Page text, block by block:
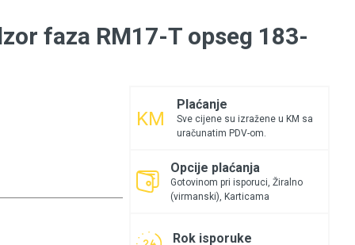
faza RM17-T opseg 183-
Plaćanje
Sve cijene su izražene u KM sa
uračunatim PDV-om.
Opcije plaćanja
Gotovinom pri isporuci, Žiralno
(virmanski), Karticama
Rok isporuke